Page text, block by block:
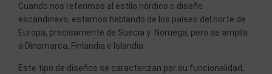
Cuando nos referimos al estilo nórdico o diseño
escandinavo, estamos hablando de los países del norte de
Europa, precisamente de Suecia y Noruega, pero se amplía
a Dinamarca, Finlandia e Islandia.
Este tipo de diseños se caracterizan por su funcionalidad,